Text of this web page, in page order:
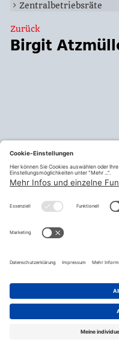
Zentralbetriebsräte
Zurück
Birgit
Telefon:+43 676 84 78
Mobil:
Email:
Mitglied
© Fraktion
Impressum|